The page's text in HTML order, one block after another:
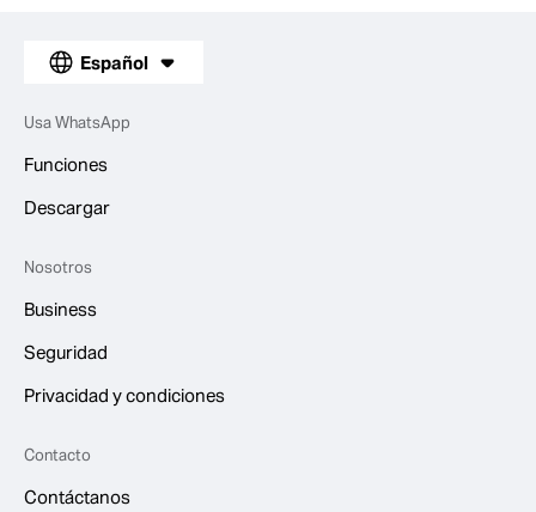
Español
Usa WhatsApp
Funciones
Descargar
Nosotros
Business
Seguridad
Privacidad y condiciones
Contacto
Contáctanos